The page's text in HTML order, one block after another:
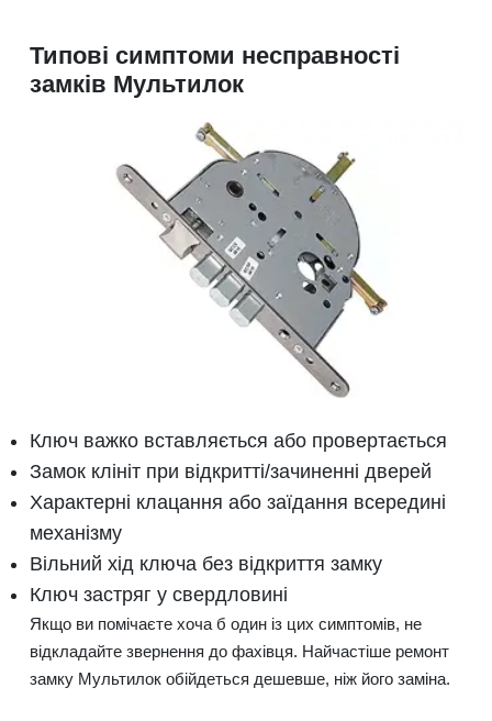
Типові симптоми несправності
замків Мультилок
Ключ важко вставляється або провертається
Замок клініт при відкритті/зачиненні дверей
Характерні клацання або заїдання всередині
механізму
Вільний хід ключа без відкриття замку
Ключ застряг у свердловині
Якщо ви помічаєте хоча б один із цих симптомів, не
відкладайте звернення до фахівця. Найчастіше ремонт
замку Мультилок обійдеться дешевше, ніж його заміна.